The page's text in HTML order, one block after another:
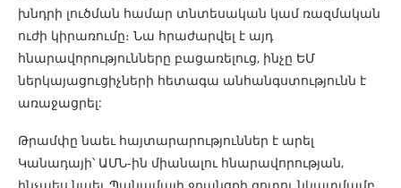
խնդրի լուծման համար տնտեսական կամ ռազմական
ուժի կիրառումը։ Նա հրաժարվել է այդ
հնարավորությունները բացառելուց, ինչը ԵՄ
ներկայացուցիչների հետագա անհանգստությունն է
առաջացրել:
Թրամփը նաեւ հայտարարություններ է արել
Կանադայի՝ ԱՄՆ-ին միանալու հնարավորության,